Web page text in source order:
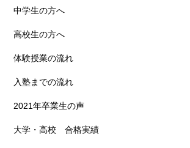
中学生の方へ
高校生の方へ
体験授業の流れ
入塾までの流れ
2021年卒業生の声
大学・高校 合格実績